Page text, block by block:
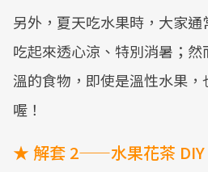
另外，夏天吃水果時，大家通
吃起來透心涼、特別消暑；
溫的食物，即使是溫性水果
喔！
★ 解套 2——水果花茶 DIY